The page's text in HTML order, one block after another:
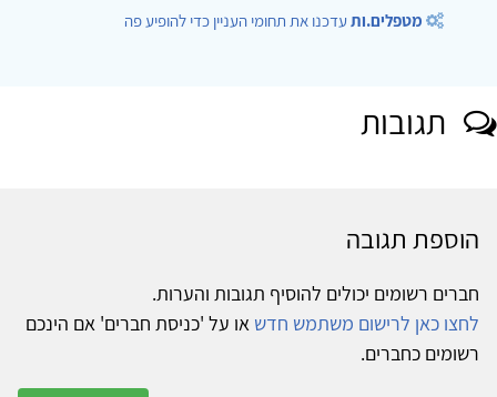
מטפלים.ותעדכנו את תחומי העניין כדי להופיע פה
תגובות
הוספת תגובה
חברים רשומים יכולים להוסיף תגובות והערות.
לחצו כאן לרישום משתמש חדש או על 'כניסת חברים' אם הינכם
רשומים כחברים.